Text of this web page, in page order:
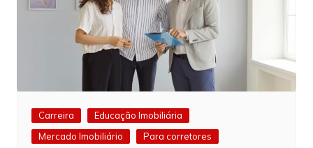
Carreira
Educação Imobiliária
Mercado Imobiliário
Para corretores